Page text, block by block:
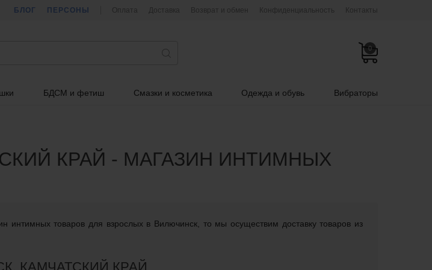
БЛОГ ПЕРСОНЫ Оплата Доставка Возврат и обмен Конфиденциальность Контакты
0
БДСМ и фетиш Смазки и косметика Одежда и обувь Вибраторы
КРАЙ - МАГАЗИН ИНТИМНЫХ
интимных товаров для взрослых в Вилючинск, то мы осуществим доставку товаров из
КАМЧАТСКИЙ КРАЙ